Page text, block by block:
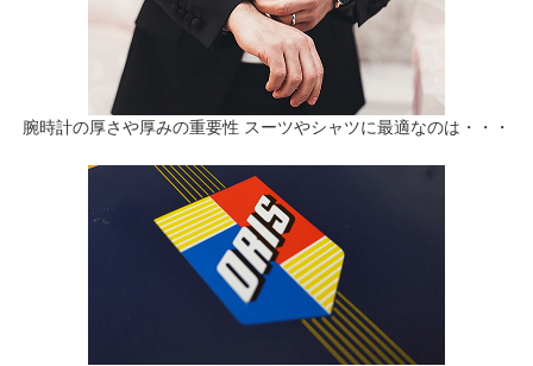
腕時計の厚さや厚みの重要性 スーツやシャツに最適なのは・・・